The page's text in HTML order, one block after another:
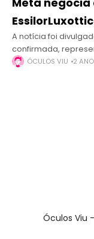
A notícia foi
confirmada,
bilhões por parte da
ÓCULOS VIU 2
Óculos Viu